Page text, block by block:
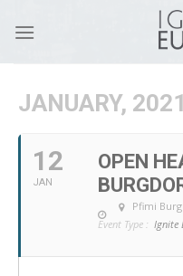
JANUARY, 2021
12
JAN
OPEN
Pfimi
Event Type : Ignite